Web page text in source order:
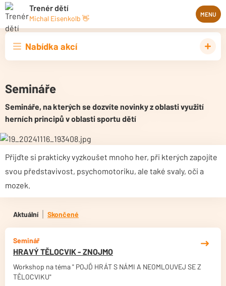
Trenér dětí
Michal Eisenkolb 👋 MENU
Nabídka akcí
Semináře
Semináře, na kterých se dozvíte novinky z oblasti využití
herních principů v oblasti sportu dětí
Přijďte si prakticky vyzkoušet mnoho her, při kterých zapojíte
svou představivost, psychomotoriku, ale také svaly, oči a
mozek.
Aktuální Skončené
Seminář
HRAVÝ TĚLOCVIK - ZNOJMO
Workshop na téma " POJĎ HRÁT S NÁMI A NEOMLOUVEJ SE Z
TĚLOCVIKU"